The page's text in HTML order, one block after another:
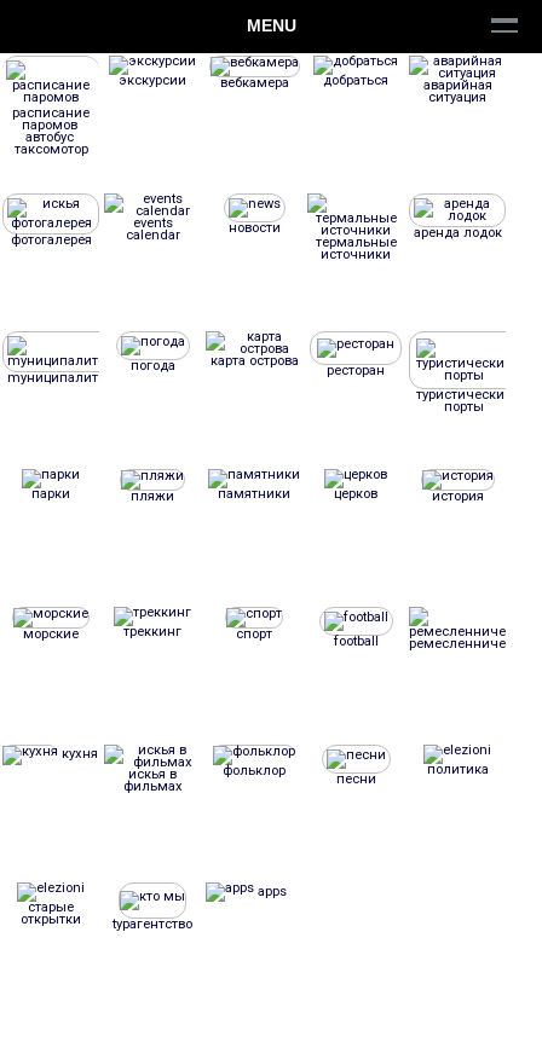
MENU
расписание
паромов
aвтобус
таксомотор
экскурсии вебкамера добраться аварийная
ситуация
фотогалерея
events
calendar
новости
термальные
источники
аренда лодок
mуниципалитет
погода карта острова
ресторан
туристические
порты
парки пляжи памятники церков история
морские треккинг спорт football ремесленничество
кухня
искья в
фильмах
фольклор
песни
политика
старые
открытки tурагентство
apps